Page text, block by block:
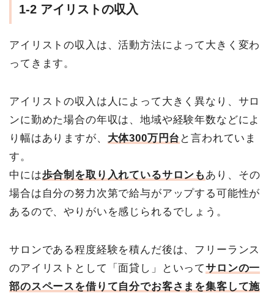
1-2 アイリストの収入
アイリストの収入は、活動方法によって大きく変わ
ってきます。
アイリストの収入は人によって大きく異なり、サロ
ンに勤めた場合の年収は、地域や経験年数などによ
り幅はありますが、 大体300万円台 と言われていま
す。
中には歩合制を取り入れているサロンも あり、その
場合は自分の努力次第で給与がアップする可能性が
あるので、やりがいを感じられるでしょう。
サロンである程度経験を積んだ後は、フリーランス
のアイリストとして「面貸し」といってサロンの一
部のスペースを借りて自分でお客さまを集客して施